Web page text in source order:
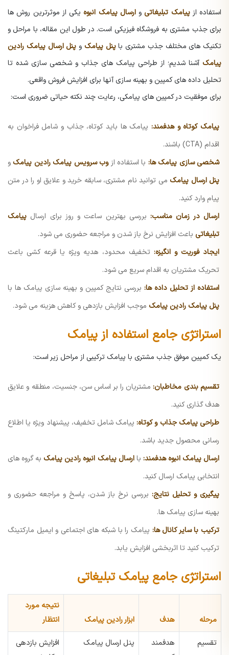
استفاده ازپیامک تبلیغاتیوارسال پیامک انبوهیکی از موثرترین روش ها
برای جذب مشتری به فروشگاه فیزیکی است. در طول این مقاله، با مراحل و
تکنیک های مختلف جذب مشتری باپنل پیامک و پنل ارسال پیامک رادین
پیامک آشنا شدیم؛ از طراحی پیامک های جذاب و شخصی سازی شده تا
تحلیل داده های کمپین و بهینه سازی آنها برای افزایش فروش واقعی.
برای موفقیت در کمپین های پیامکی، رعایت چند نکته حیاتی ضروری است:
پیامک کوتاه و هدفمند: پیامک ها باید کوتاه، جذاب و شامل فراخوان به
اقدام (CTA) باشند.
شخصی سازی پیامک ها: با استفاده ازوب سرویس پیامک رادین پیامک و
پنل ارسال پیامک می توانید نام مشتری، سابقه خرید و علایق او را در متن
پیام وارد کنید.
ارسال در زمان مناسب:بررسی بهترین ساعت و روز برای ارسال پیامک
تبلیغاتی باعث افزایش نرخ باز شدن و مراجعه حضوری می شود.
ایجاد فوریت و انگیزه: تخفیف محدود، هدیه ویژه یا قرعه کشی باعث
تحریک مشتریان به اقدام سریع می شود.
استفاده از تحلیل داده ها: بررسی نتایج کمپین و بهینه سازی پیامک ها با
پنل پیامک رادین پیامک موجب افزایش بازدهی و کاهش هزینه می شود.
استراتژی جامع استفاده از پیامک
یک کمپین موفق جذب مشتری با پیامک ترکیبی از مراحل زیر است:
تقسیم بندی مخاطبان:مشتریان را بر اساس سن، جنسیت، منطقه و علایق
هدف گذاری کنید.
طراحی پیامک جذاب و کوتاه:پیامک شامل تخفیف، پیشنهاد ویژه یا اطلاع
رسانی محصول جدید باشد.
ارسال پیامک انبوه هدفمند: باارسال پیامک انبوه رادین پیامک به گروه های
انتخابی پیامک ارسال کنید.
پیگیری و تحلیل نتایج: بررسی نرخ باز شدن، پاسخ و مراجعه حضوری و
بهینه سازی پیامک ها.
ترکیب با سایر کانال ها: پیامک را با شبکه های اجتماعی و ایمیل مارکتینگ
ترکیب کنید تا اثربخشی افزایش یابد.
استراتژی جامع پیامک تبلیغاتی
مرحله هدف ابزار رادین پیامک
نتیجه مورد
انتظار
تقسیم
هدفمند
پنل ارسال پیامک
افزایش بازدهی